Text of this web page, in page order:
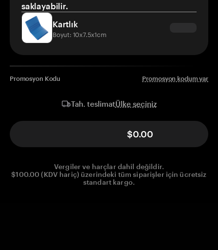
saklayabilir.
Kartlık
Boyut: 10x7.5x1cm
Promosyon Kodu Promosyon kodum var
Tah. teslimatÜlke seçiniz
$0.00
Vergiler ve harçlar dahil değildir.
$100.00 (KDV hariç) üzerindeki tüm siparişler için ücretsiz
standart kargo.